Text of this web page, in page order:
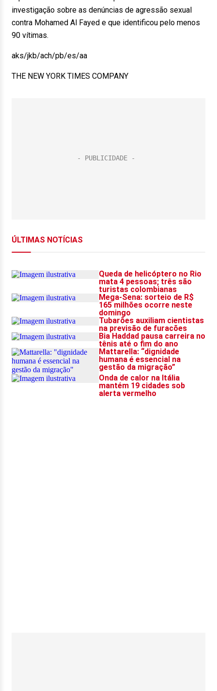
investigação sobre as denúncias de agressão sexual
contra Mohamed Al Fayed e que identificou pelo menos
90 vítimas.
aks/jkb/ach/pb/es/aa
THE NEW YORK TIMES COMPANY